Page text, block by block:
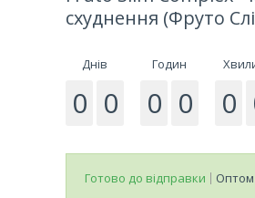
схуднення (Фруто
Днів
0 0
Годин
0 0 0
Готово до відправки Оптом